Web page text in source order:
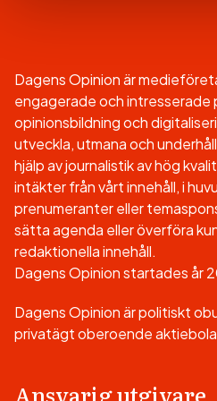
Dagens Opinion är
engagerade och intresserade
opinionsbildning och
utveckla, utmana och
hjälp av journalistik av hög
intäkter från vårt innehåll, i
prenumeranter eller
sätta agenda eller överföra
redaktionella innehåll.
Dagens Opinion startades år
Dagens Opinion är politiskt
privatägt oberoende
Ansvarig utgivare